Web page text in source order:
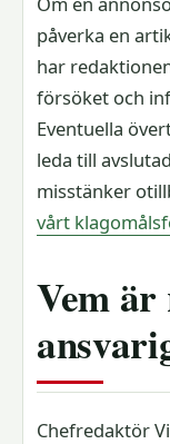
påverka en
har
försöket och
Eventuella
leda till
misstänker
vårt
Vem
Chefredaktör